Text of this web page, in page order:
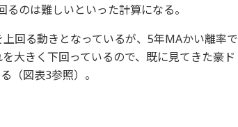
のは難しいといった計算になる。
回る動きとなっているが、5年MAかい離率で
大きく下回っているので、既に見てきた豪ド
（図表3参照）。